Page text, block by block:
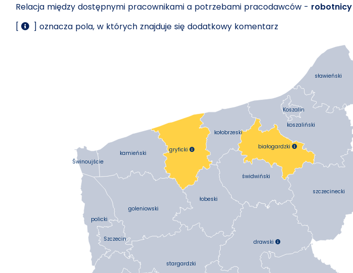
Relacja między dostępnymi pracownikami a potrzebami pracodawców -
[
] oznacza pola, w których znajduje się dodatkowy komentarz
białogardzki 
drawski 
goleniowski
gryficki 
kamieński
kołobrzeski
koszaliński
policki
sławieński
stargardzki
szczecinecki
świdwiński
łobeski
Koszalin
Szczecin
Świnoujście